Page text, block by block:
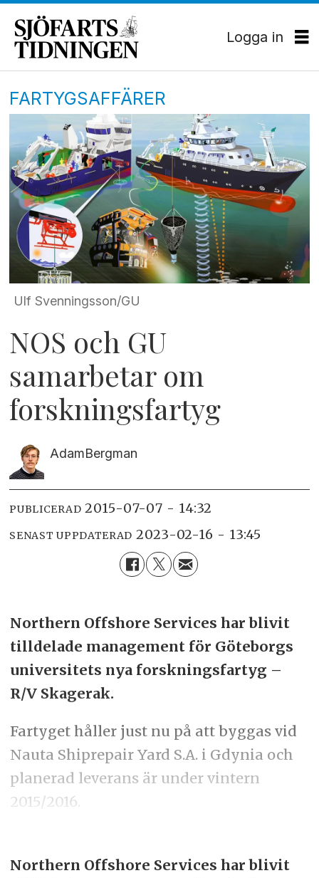
Logga in
FARTYGSAFFÄRER
Ulf Svenningsson/GU
NOS och GU
samarbetar om
forskningsfartyg
AdamBergman
PUBLICERAD 2015-07-07 - 14:32
SENAST UPPDATERAD 2023-02-16 - 13:45
Northern Offshore Services har blivit
tilldelade management för Göteborgs
universitets nya forskningsfartyg –
R/V Skagerak.
Fartyget håller just nu på att byggas vid
Nauta Shiprepair Yard S.A. i Gdynia och
planerad leverans är under vintern
2015/2016.
Northern Offshore Services har blivit